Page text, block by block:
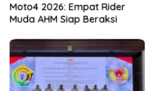
Moto4 2026: Empat Rider
Muda AHM Siap Beraksi